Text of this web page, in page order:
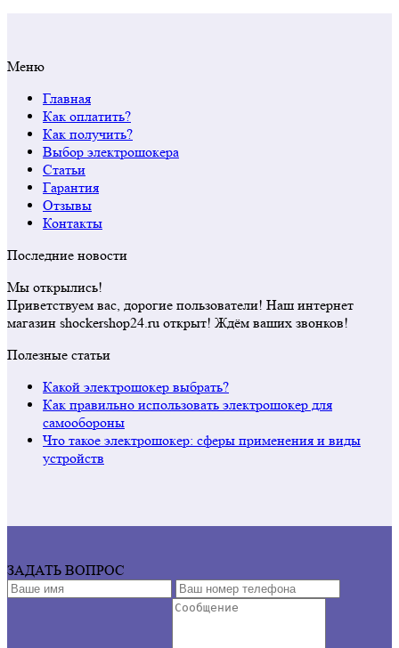
Меню
Главная
Как оплатить?
Как получить?
Выбор электрошокера
Статьи
Гарантия
Отзывы
Контакты
Последние новости
Мы открылись!
Приветствуем вас, дорогие пользователи! Наш интернет
магазин shockershop24.ru открыт! Ждём ваших звонков!
Полезные статьи
Какой электрошокер выбрать?
Как правильно использовать электрошокер для
самообороны
Что такое электрошокер: сферы применения и виды
устройств
ЗАДАТЬ ВОПРОС